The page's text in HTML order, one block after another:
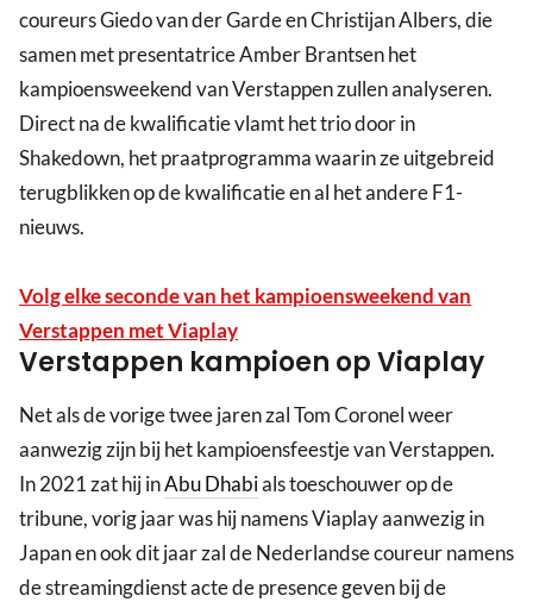
coureurs Giedo van der Garde en Christijan Albers, die
samen met presentatrice Amber Brantsen het
kampioensweekend van Verstappen zullen analyseren.
Direct na de kwalificatie vlamt het trio door in
Shakedown, het praatprogramma waarin ze uitgebreid
terugblikken op de kwalificatie en al het andere F1-
nieuws.
Volg elke seconde van het kampioensweekend van
Verstappen met Viaplay
Verstappen kampioen op Viaplay
Net als de vorige twee jaren zal Tom Coronel weer
aanwezig zijn bij het kampioensfeestje van Verstappen.
In 2021 zat hij inAbu Dhabials toeschouwer op de
tribune, vorig jaar was hij namens Viaplay aanwezig in
Japan en ook dit jaar zal de Nederlandse coureur namens
de streamingdienst acte de presence geven bij de